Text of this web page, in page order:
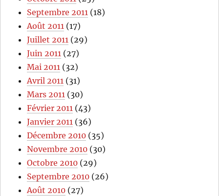
Septembre 2011 (18)
Août 2011 (17)
Juillet 2011 (29)
Juin 2011 (27)
Mai 2011 (32)
Avril 2011 (31)
Mars 2011 (30)
Février 2011 (43)
Janvier 2011 (36)
Décembre 2010 (35)
Novembre 2010 (30)
Octobre 2010 (29)
Septembre 2010 (26)
Août 2010 (27)